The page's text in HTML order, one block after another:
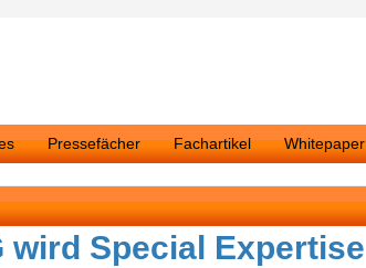
Pressefächer Fachartikel Whitepaper
wird Special Expertise